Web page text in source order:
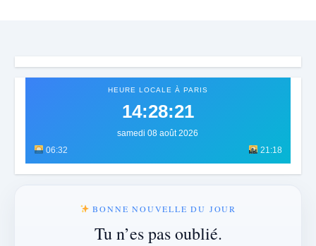
HEURE LOCALE À PARIS
14:28:25
samedi 08 août 2026
06:32
21:18
BONNE NOUVELLE DU JOUR
Tu n’es pas oublié.